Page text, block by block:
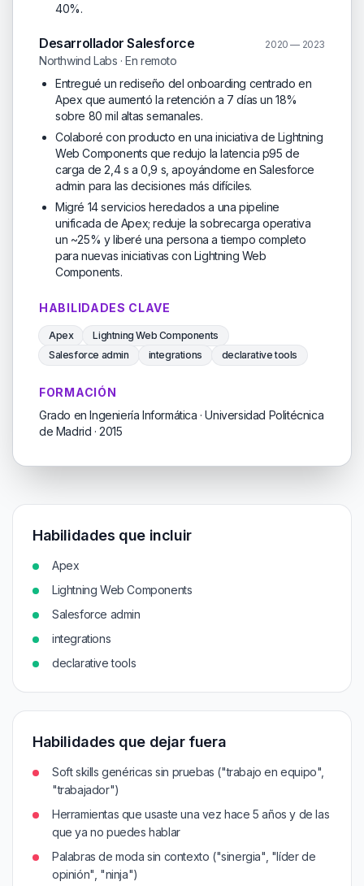
40%.
Desarrollador Salesforce 2020 — 2023
Northwind Labs · En remoto
Entregué un rediseño del onboarding centrado en
Apex que aumentó la retención a 7 días un 18%
sobre 80 mil altas semanales.
Colaboré con producto en una iniciativa de Lightning
Web Components que redujo la latencia p95 de
carga de 2,4 s a 0,9 s, apoyándome en Salesforce
admin para las decisiones más difíciles.
Migré 14 servicios heredados a una pipeline
unificada de Apex; reduje la sobrecarga operativa
un ~25% y liberé una persona a tiempo completo
para nuevas iniciativas con Lightning Web
Components.
HABILIDADES CLAVE
Apex
Lightning Web Components
Salesforce admin
integrations declarative tools
FORMACIÓN
Grado en Ingeniería Informática · Universidad Politécnica
de Madrid · 2015
Habilidades que incluir
Apex
Lightning Web Components
Salesforce admin
integrations
declarative tools
Habilidades que dejar fuera
Soft skills genéricas sin pruebas ("trabajo en equipo",
"trabajador")
Herramientas que usaste una vez hace 5 años y de las
que ya no puedes hablar
Palabras de moda sin contexto ("sinergia", "líder de
opinión", "ninja")